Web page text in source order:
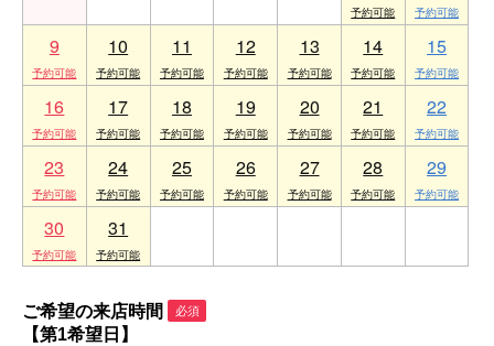
9 10 11 12 13 14 15
16 17 18 19 20 21 22
23 24 25 26 27 28 29
30 31
ご希望の来店時間 必須
【第1希望日】